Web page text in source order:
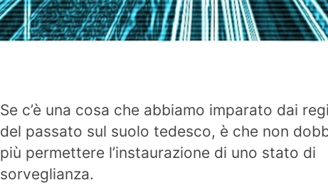
Se c’è una cosa che abbiamo imparato dai
del passato sul suolo tedesco, è che non
più permettere l’instaurazione di uno stato di
sorveglianza.